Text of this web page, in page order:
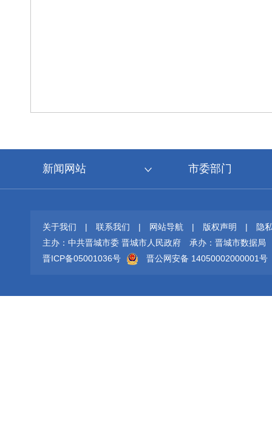
新闻网站 市委部门
关于我们 | 联系我们 | 网站导航 | 版权声明 |
隐
主办：中共晋城市委 晋城市人民政府
承办：晋城市数据局
晋ICP备05001036号
晋公网安备 14050002000001号